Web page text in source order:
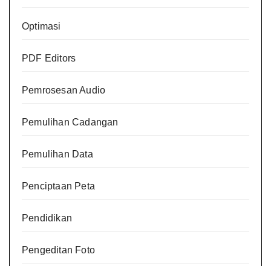
Optimasi
PDF Editors
Pemrosesan Audio
Pemulihan Cadangan
Pemulihan Data
Penciptaan Peta
Pendidikan
Pengeditan Foto